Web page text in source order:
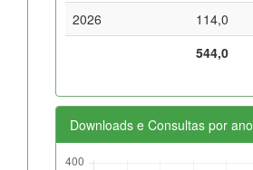
2026
114,0
544,0
Downloads e Consultas por ano